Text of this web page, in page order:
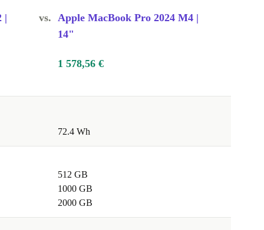
| vs.
Apple MacBook Pro 2024 M4 |
14"
1 578,56 €
72.4 Wh
512 GB
1000 GB
2000 GB